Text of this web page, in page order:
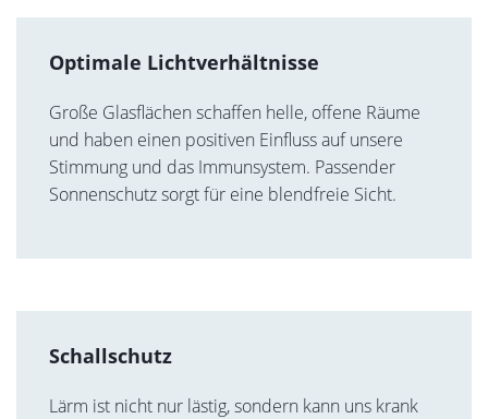
Optimale Lichtverhältnisse
Große Glasflächen schaffen helle, offene Räume
und haben einen positiven Einfluss auf unsere
Stimmung und das Immunsystem. Passender
Sonnenschutz sorgt für eine blendfreie Sicht.
Schallschutz
Lärm ist nicht nur lästig, sondern kann uns krank